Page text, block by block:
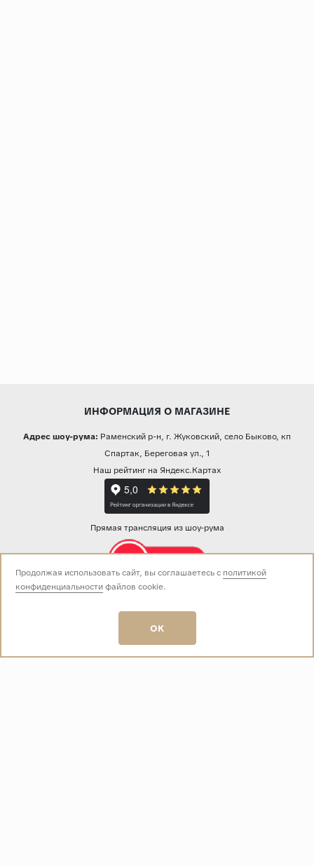
ИНФОРМАЦИЯ О МАГАЗИНЕ
Адрес шоу-рума: Раменский р-н, г. Жуковский, село Быково, кп
Спартак, Береговая ул., 1
Наш рейтинг на Яндекс.Картах
Прямая трансляция из шоу-рума
Звоните нам:
пн-вс 10:00 - 19:00
E-mail:
info@baza-plitki.ru
Продолжая использовать сайт, вы соглашаетесь с политикой
конфиденциальностифайлов cookie.
OK